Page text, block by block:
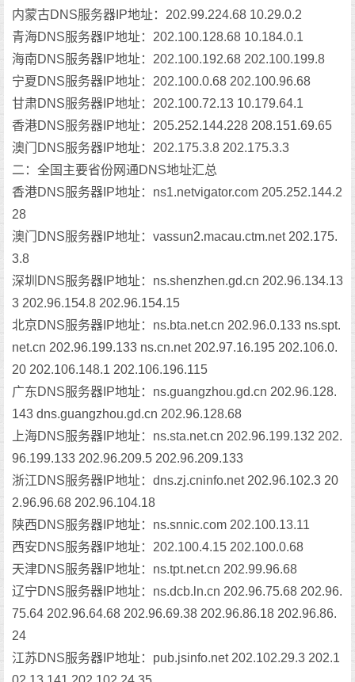
内蒙古DNS服务器IP地址：202.99.224.68 10.29.0.2
青海DNS服务器IP地址：202.100.128.68 10.184.0.1
海南DNS服务器IP地址：202.100.192.68 202.100.199.8
宁夏DNS服务器IP地址：202.100.0.68 202.100.96.68
甘肃DNS服务器IP地址：202.100.72.13 10.179.64.1
香港DNS服务器IP地址：205.252.144.228 208.151.69.65
澳门DNS服务器IP地址：202.175.3.8 202.175.3.3
二：全国主要省份网通DNS地址汇总
香港DNS服务器IP地址：ns1.netvigator.com 205.252.144.2
28
澳门DNS服务器IP地址：vassun2.macau.ctm.net 202.175.
3.8
深圳DNS服务器IP地址：ns.shenzhen.gd.cn 202.96.134.13
3 202.96.154.8 202.96.154.15
北京DNS服务器IP地址：ns.bta.net.cn 202.96.0.133 ns.spt.
net.cn 202.96.199.133 ns.cn.net 202.97.16.195 202.106.0.
20 202.106.148.1 202.106.196.115
广东DNS服务器IP地址：ns.guangzhou.gd.cn 202.96.128.
143 dns.guangzhou.gd.cn 202.96.128.68
上海DNS服务器IP地址：ns.sta.net.cn 202.96.199.132 202.
96.199.133 202.96.209.5 202.96.209.133
浙江DNS服务器IP地址：dns.zj.cninfo.net 202.96.102.3 20
2.96.96.68 202.96.104.18
陕西DNS服务器IP地址：ns.snnic.com 202.100.13.11
西安DNS服务器IP地址：202.100.4.15 202.100.0.68
天津DNS服务器IP地址：ns.tpt.net.cn 202.99.96.68
辽宁DNS服务器IP地址：ns.dcb.ln.cn 202.96.75.68 202.96.
75.64 202.96.64.68 202.96.69.38 202.96.86.18 202.96.86.
24
江苏DNS服务器IP地址：pub.jsinfo.net 202.102.29.3 202.1